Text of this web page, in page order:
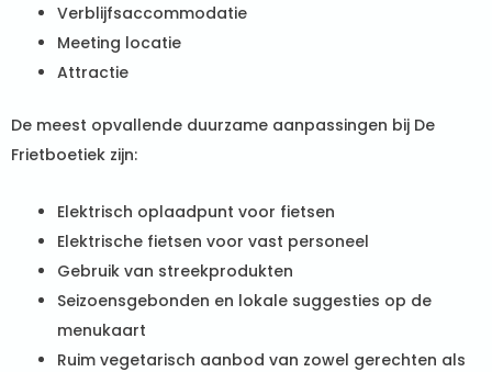
Verblijfsaccommodatie
Meeting locatie
Attractie
De meest opvallende duurzame aanpassingen bij De
Frietboetiek zijn:
Elektrisch oplaadpunt voor fietsen
Elektrische fietsen voor vast personeel
Gebruik van streekprodukten
Seizoensgebonden en lokale suggesties op de
menukaart
Ruim vegetarisch aanbod van zowel gerechten als